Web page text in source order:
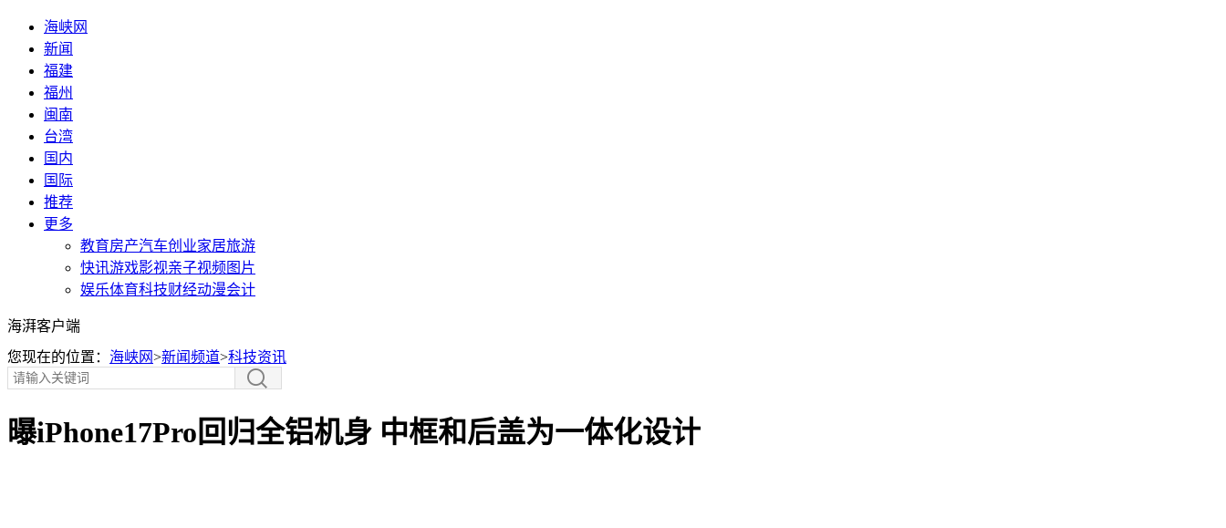
海峡网
新闻
福建
福州
闽南
台湾
国内
国际
推荐
更多
教育房产汽车创业家居旅游
快讯游戏影视亲子视频 图片
娱乐体育科技财经动漫会计
海湃客户端
您现在的位置： 海峡网>新闻频道>科技资讯
曝iPhone17Pro回归全铝机身 中框和后盖为一体化设计